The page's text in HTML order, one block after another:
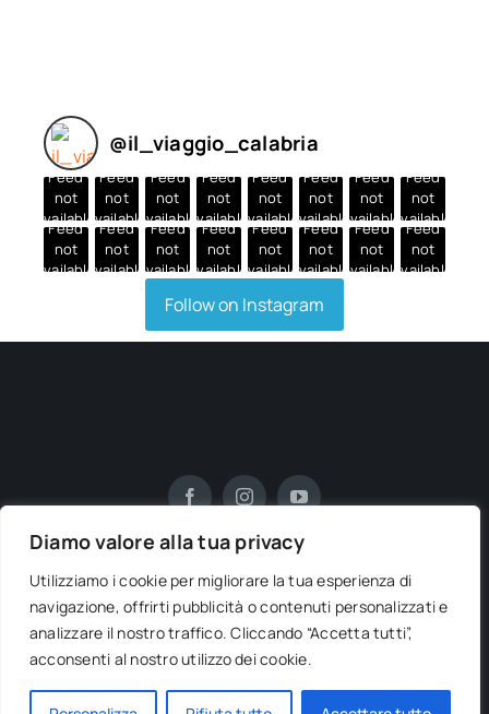
Diamo valore alla tua privacy
Utilizziamo i cookie per migliorare la tua esperienza di
navigazione, offrirti pubblicità o contenuti personalizzati e
analizzare il nostro traffico. Cliccando “Accetta tutti”,
acconsenti al nostro utilizzo dei cookie.
@il_viaggio_calabria
Feed
not
available
Feed
not
available
Feed
not
available
Feed
not
available
Feed
not
available
Feed
not
available
Feed
not
available
Feed
not
available
Feed
not
available
Feed
not
available
Feed
not
available
Feed
not
available
Feed
not
available
Feed
not
available
Feed
not
available
Feed
not
available
Follow on Instagram
© 2012 - 2026CALABRIANTOUR by BIG AGENCY
Powered by
Strategy7 • All Rights Reserved.